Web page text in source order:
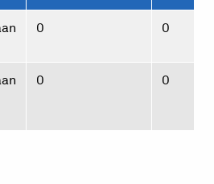
0 0
0 0